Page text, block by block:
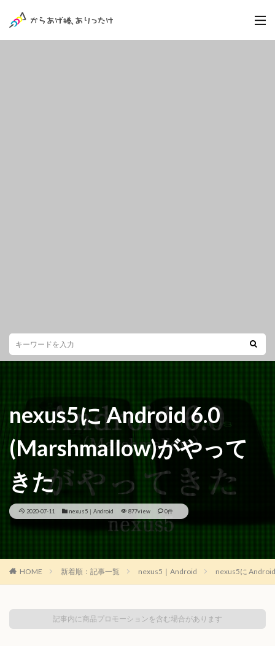
nexus5に Android 6.0
(Marshmallow)がやって
きた
2020-07-11 nexus5｜Android 877view 0件
HOME 新着順：記事一覧 nexus5｜Android nexus5に
記事内に商品プロモーションを含む場合があります